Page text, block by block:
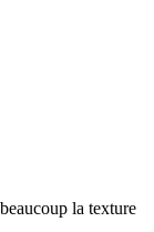
la texture